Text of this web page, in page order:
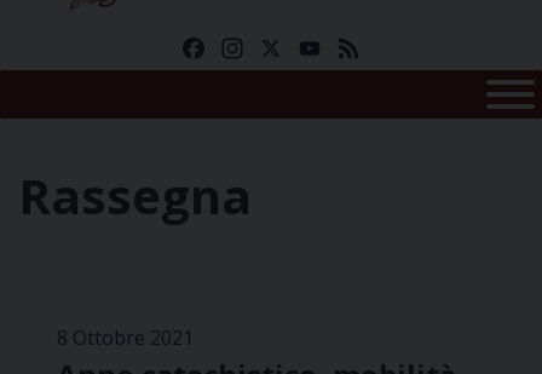
FacebookInstagramYouTube
Rassegna
8 Ottobre 2021